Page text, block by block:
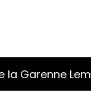
la Garenne